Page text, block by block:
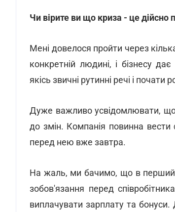
Чи вірите ви що криза - це дійсно
Мені довелося пройти через
конкретній людині, і бізнесу
якісь звичні рутинні речі і почати
Дуже важливо усвідомлювати, що
до змін. Компанія повинна вести
перед нею вже завтра.
На жаль, ми бачимо, що в перший
зобов'язання перед
виплачувати зарплату та